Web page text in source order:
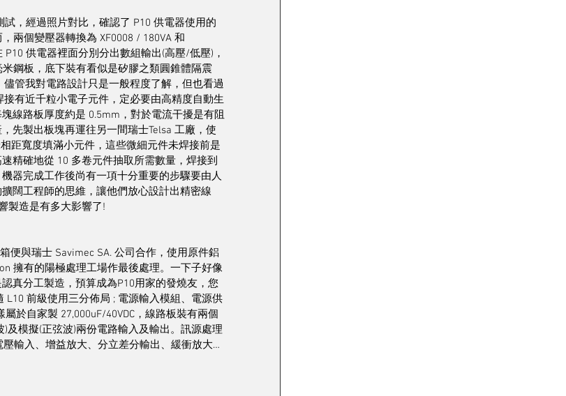
，經過照片對比，確認了 P10 供電器使用的
兩個變壓器轉換為 XF0008 / 180VA 和
供電器裡面分別分出數組輸出(高壓/低壓)，
鋼板，底下裝有看似是矽膠之類圓錐體隔震
管我對電路設計只是一般程度了解，但也看過
有近千粒小電子元件，定必要由高精度自動生
線路板厚度約是 0.5mm，對於電流干擾是有阻
先製出板塊再運往另一間瑞士Telsa 工廠，使
距寬度填滿小元件，這些微細元件未焊接前是
精確地從 10 多卷元件抽取所需數量，焊接到
器完成工作後尚有一項十分重要的步驟要由人
闊工程師的思維，讓他們放心設計出精密線
製造是有多大影響了!
便與瑞士 Savimec SA. 公司合作，使用原件鋁
擁有的陽極處理工場作最後處理。一下子好像
真分工製造，預算成為P10用家的發燒友，您
前級使用三分佈局 ; 電源輸入模組、電源供
於自家製 27,000uF/40VDC，線路板裝有兩個
及模擬(正弦波)兩份電路輸入及輸出。訊源處理
輸入、增益放大、分立差分輸出、緩衝放大…